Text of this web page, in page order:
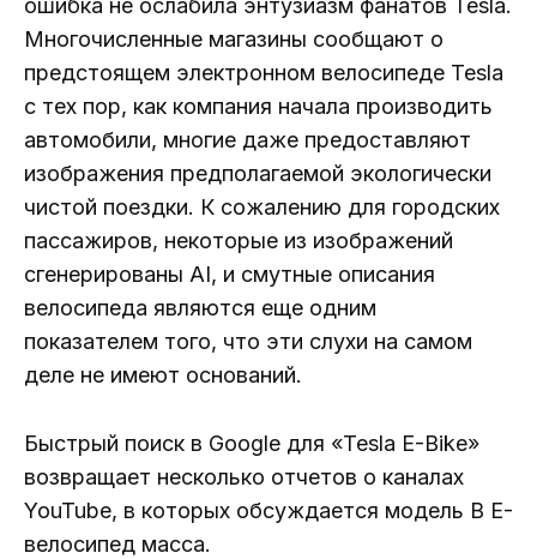
ошибка не ослабила энтузиазм фанатов Tesla.
Многочисленные магазины сообщают о
предстоящем электронном велосипеде Tesla
с тех пор, как компания начала производить
автомобили, многие даже предоставляют
изображения предполагаемой экологически
чистой поездки. К сожалению для городских
пассажиров, некоторые из изображений
сгенерированы AI, и смутные описания
велосипеда являются еще одним
показателем того, что эти слухи на самом
деле не имеют оснований.
Быстрый поиск в Google для «Tesla E-Bike»
возвращает несколько отчетов о каналах
YouTube, в которых обсуждается модель B E-
велосипед масса.